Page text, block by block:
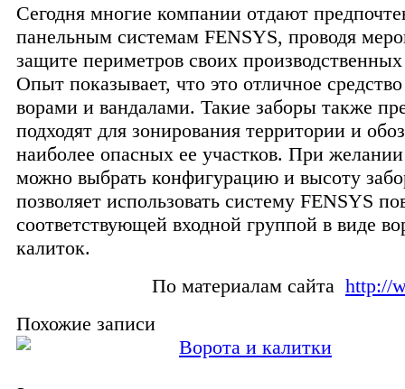
Сегодня многие компании отдают
панельным системам FENSYS, проводя
защите периметров своих
Опыт показывает, что это отличное
ворами и вандалами. Такие заборы также
подходят для зонирования территории и
наиболее опасных ее участков. При желании
можно выбрать конфигурацию и высоту
позволяет использовать систему FENSYS
соответствующей входной группой в виде
калиток.
По материалам сайта http://
Похожие записи
Ворота и калитки